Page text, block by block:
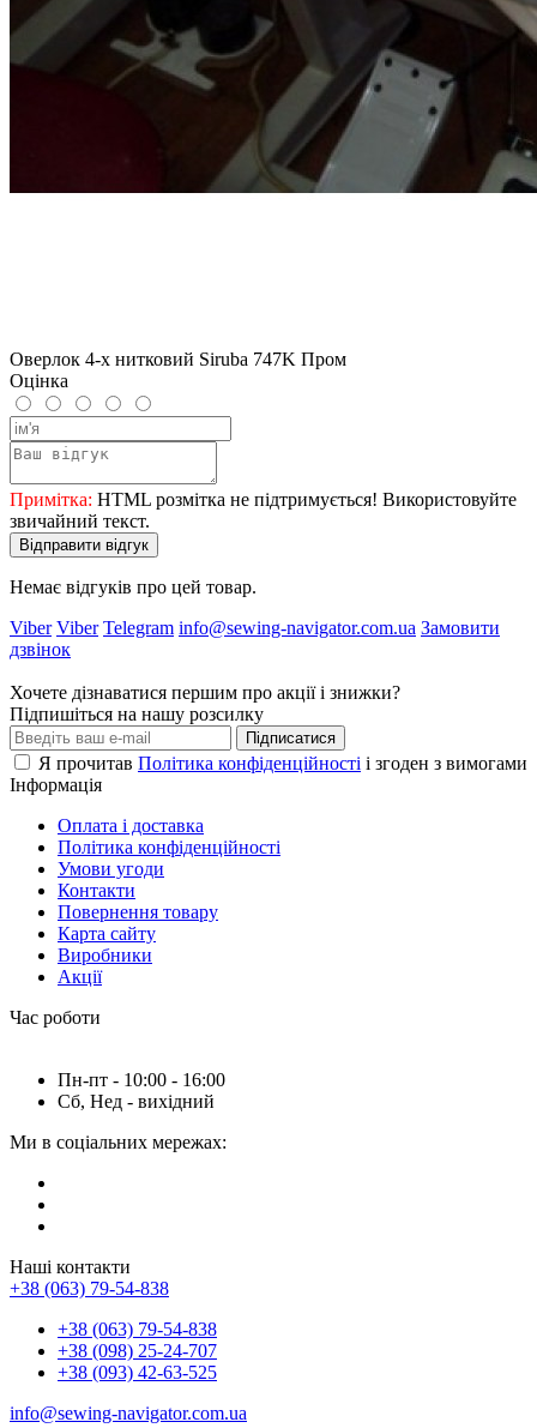
Оверлок 4-х нитковий Siruba 747K Пром
Оцінка
Примітка: HTML розмітка не підтримується! Використовуйте
звичайний текст.
Відправити відгук
Немає відгуків про цей товар.
Viber Viber Telegram info@sewing-navigator.com.ua Замовити
дзвінок
Хочете дізнаватися першим про акції і знижки?
Підпишіться на нашу розсилку
Підписатися
Я прочитав Політика конфіденційності і згоден з вимогами
Інформація
Оплата і доставка
Політика конфіденційності
Умови угоди
Контакти
Повернення товару
Карта сайту
Виробники
Акції
Час роботи
Пн-пт - 10:00 - 16:00
Сб, Нед - вихідний
Ми в соціальних мережах:
Наші контакти
+38 (063) 79-54-838
+38 (063) 79-54-838
+38 (098) 25-24-707
+38 (093) 42-63-525
info@sewing-navigator.com.ua